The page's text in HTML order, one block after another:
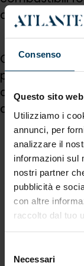
Consenso
Questo sito
Utilizziamo i
annunci, per
analizzare il
informazioni sul
nostri partner
pubblicità e
con altre
raccolto dal tuo
delNecessari
dei vincoli
Questi
promettente
combinando
competitività.